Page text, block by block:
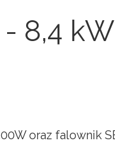
8,4 kW
oraz falownik